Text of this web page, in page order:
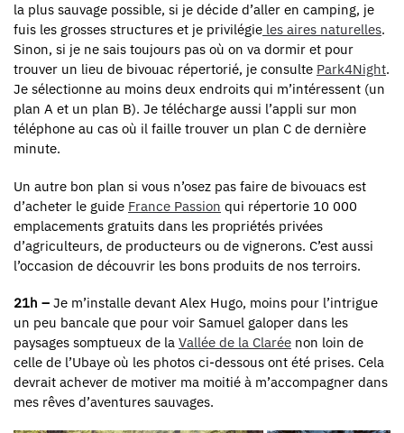
la plus sauvage possible, si je décide d’aller en camping, je
fuis les grosses structures et je privilégie les aires naturelles.
Sinon, si je ne sais toujours pas où on va dormir et pour
trouver un lieu de bivouac répertorié, je consulte Park4Night.
Je sélectionne au moins deux endroits qui m’intéressent (un
plan A et un plan B). Je télécharge aussi l’appli sur mon
téléphone au cas où il faille trouver un plan C de dernière
minute.
Un autre bon plan si vous n’osez pas faire de bivouacs est
d’acheter le guide France Passion qui répertorie 10 000
emplacements gratuits dans les propriétés privées
d’agriculteurs, de producteurs ou de vignerons. C’est aussi
l’occasion de découvrir les bons produits de nos terroirs.
21h – Je m’installe devant Alex Hugo, moins pour l’intrigue
un peu bancale que pour voir Samuel galoper dans les
paysages somptueux de la Vallée de la Clarée non loin de
celle de l’Ubaye où les photos ci-dessous ont été prises. Cela
devrait achever de motiver ma moitié à m’accompagner dans
mes rêves d’aventures sauvages.